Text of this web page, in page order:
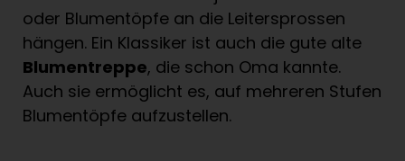
oder Blumentöpfe an die Leitersprossen
hängen. Ein Klassiker ist auch die gute alte
Blumentreppe, die schon Oma kannte.
Auch sie ermöglicht es, auf mehreren Stufen
Blumentöpfe aufzustellen.